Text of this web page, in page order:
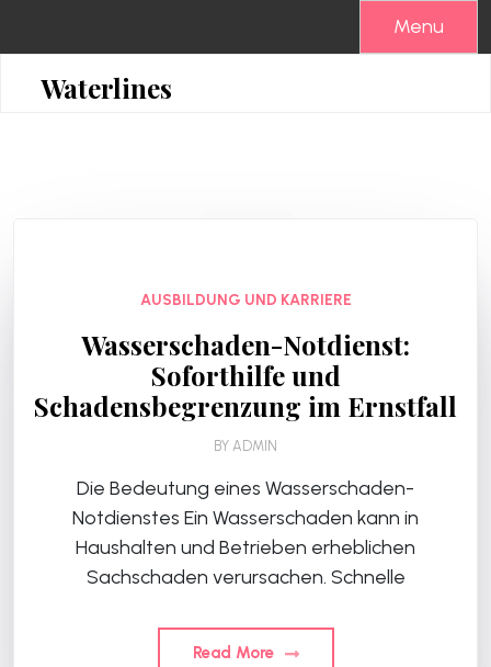
Menu
Waterlines
AUSBILDUNG UND KARRIERE
Wasserschaden-Notdienst:
Soforthilfe und
Schadensbegrenzung im Ernstfall
BY ADMIN
Die Bedeutung eines Wasserschaden-
Notdienstes Ein Wasserschaden kann in
Haushalten und Betrieben erheblichen
Sachschaden verursachen. Schnelle
Read More